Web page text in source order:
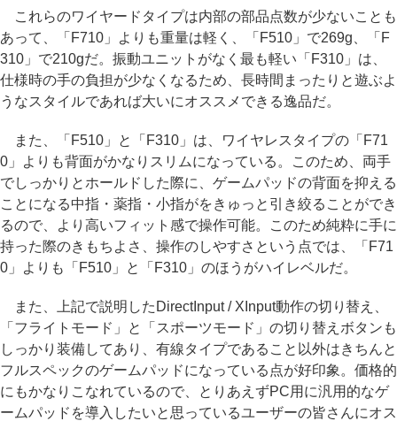
これらのワイヤードタイプは内部の部品点数が少ないことも
あって、「F710」よりも重量は軽く、「F510」で269g、「F
310」で210gだ。振動ユニットがなく最も軽い「F310」は、
仕様時の手の負担が少なくなるため、長時間まったりと遊ぶよ
うなスタイルであれば大いにオススメできる逸品だ。
また、「F510」と「F310」は、ワイヤレスタイプの「F71
0」よりも背面がかなりスリムになっている。このため、両手
でしっかりとホールドした際に、ゲームパッドの背面を抑える
ことになる中指・薬指・小指がをきゅっと引き絞ることができ
るので、より高いフィット感で操作可能。このため純粋に手に
持った際のきもちよさ、操作のしやすさという点では、「F71
0」よりも「F510」と「F310」のほうがハイレベルだ。
また、上記で説明したDirectInput / XInput動作の切り替え、
「フライトモード」と「スポーツモード」の切り替えボタンも
しっかり装備してあり、有線タイプであること以外はきちんと
フルスペックのゲームパッドになっている点が好印象。価格的
にもかなりこなれているので、とりあえずPC用に汎用的なゲ
ームパッドを導入したいと思っているユーザーの皆さんにオス